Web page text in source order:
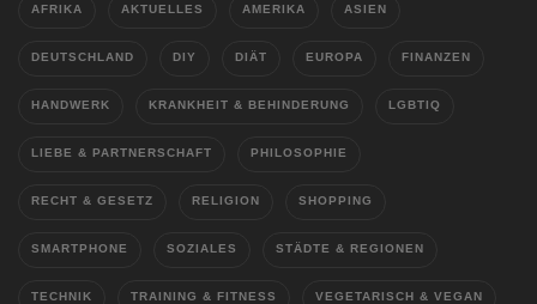
AFRIKA AKTUELLES AMERIKA ASIEN
DEUTSCHLAND DIY DIÄT EUROPA FINANZEN
HANDWERK KRANKHEIT & BEHINDERUNG LGBTIQ
LIEBE & PARTNERSCHAFT PHILOSOPHIE
RECHT & GESETZ RELIGION SHOPPING
SMARTPHONE SOZIALES STÄDTE & REGIONEN
TECHNIK TRAINING & FITNESS VEGETARISCH & VEGAN